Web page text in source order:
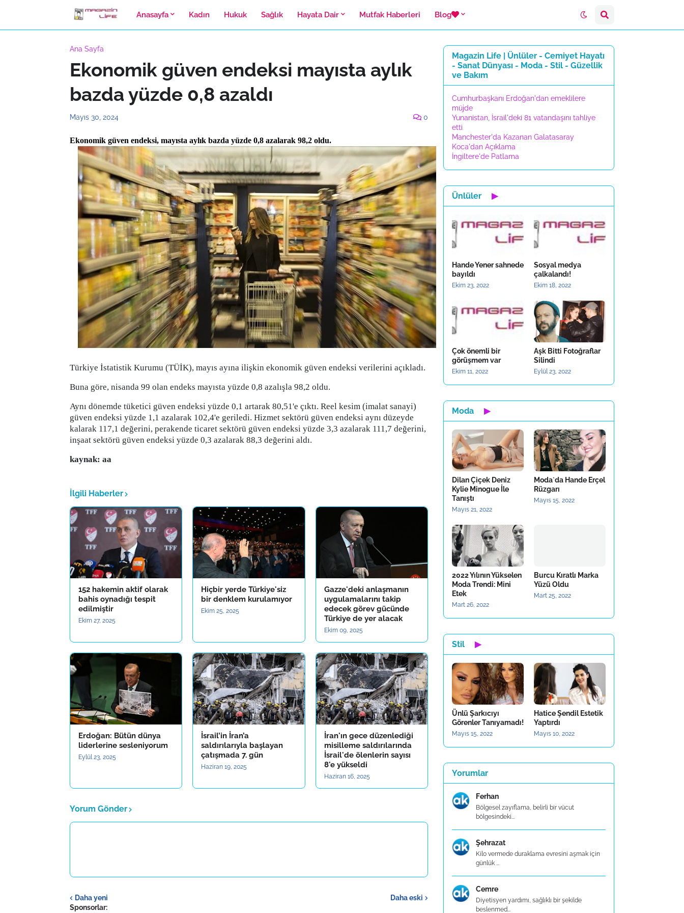
Anasayfa Kadın Hukuk Sağlık Hayata Dair Mutfak Haberleri Blog
Ana Sayfa
Ekonomik güven endeksi mayısta aylık
bazda yüzde 0,8 azaldı
Mayıs 30, 2024 0
Ekonomik güven endeksi, mayısta aylık bazda yüzde 0,8 azalarak 98,2 oldu.
Türkiye İstatistik Kurumu (TÜİK), mayıs ayına ilişkin ekonomik güven endeksi verilerini açıkladı.
Buna göre, nisanda 99 olan endeks mayısta yüzde 0,8 azalışla 98,2 oldu.
Aynı dönemde tüketici güven endeksi yüzde 0,1 artarak 80,51'e çıktı. Reel kesim (imalat sanayi)
güven endeksi yüzde 1,1 azalarak 102,4'e geriledi. Hizmet sektörü güven endeksi aynı düzeyde
kalarak 117,1 değerini, perakende ticaret sektörü güven endeksi yüzde 3,3 azalarak 111,7 değerini,
inşaat sektörü güven endeksi yüzde 0,3 azalarak 88,3 değerini aldı.
kaynak: aa
İlgili Haberler
152 hakemin aktif olarak
bahis oynadığı tespit
edilmiştir
Ekim 27, 2025
Hiçbir yerde Türkiye'siz
bir denklem kurulamıyor
Ekim 25, 2025
Gazze'deki anlaşmanın
uygulamalarını takip
edecek görev gücünde
Türkiye de yer alacak
Ekim 09, 2025
Erdoğan: Bütün dünya
liderlerine sesleniyorum
Eylül 23, 2025
İsrail’in İran’a
saldırılarıyla başlayan
çatışmada 7. gün
Haziran 19, 2025
İran'ın gece düzenlediği
misilleme saldırılarında
İsrail'de ölenlerin sayısı
8'e yükseldi
Haziran 16, 2025
Yorum Gönder
Daha yeni
Daha eski
Sponsorlar:
Magazin Life | Ünlüler - Cemiyet Hayatı
- Sanat Dünyası - Moda - Stil - Güzellik
ve Bakım
Cumhurbaşkanı Erdoğan'dan emeklilere
müjde
Yunanistan, İsrail'deki 81 vatandaşını tahliye
etti
Manchester'da Kazanan Galatasaray
Koca'dan Açıklama
İngiltere'de Patlama
Ünlüler ▶
Hande Yener sahnede
bayıldı
Ekim 23, 2022
Sosyal medya
çalkalandı!
Ekim 18, 2022
Çok önemli bir
görüşmem var
Ekim 11, 2022
Aşk Bitti Fotoğraflar
Silindi
Eylül 23, 2022
Moda ▶
Dilan Çiçek Deniz
Kylie Minogue İle
Tanıştı
Mayıs 21, 2022
Moda`da Hande Erçel
Rüzgarı
Mayıs 15, 2022
2022 Yılının Yükselen
Moda Trendi: Mini
Etek
Mart 26, 2022
Burcu Kıratlı Marka
Yüzü Oldu
Mart 25, 2022
Stil ▶
Ünlü Şarkıcıyı
Görenler Tanıyamadı!
Mayıs 15, 2022
Hatice Şendil Estetik
Yaptırdı
Mayıs 10, 2022
Yorumlar
Ferhan
Bölgesel zayıflama, belirli bir vücut
bölgesindeki...
Şehrazat
Kilo vermede duraklama evresini aşmak için
günlük ...
Cemre
Diyetisyen yardımı, sağlıklı bir şekilde
beslenmed...